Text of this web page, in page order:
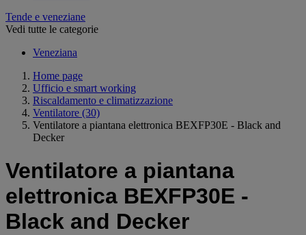
Tende e veneziane
Vedi tutte le categorie
Veneziana
Home page
Ufficio e smart working
Riscaldamento e climatizzazione
Ventilatore (30)
Ventilatore a piantana elettronica BEXFP30E - Black and
Decker
Ventilatore a piantana
elettronica BEXFP30E -
Black and Decker